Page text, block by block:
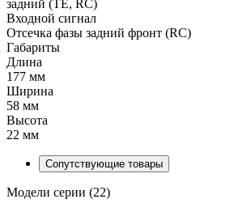
задний (TE, RC)
Входной сигнал
Отсечка фазы задний фронт (RC)
Габариты
Длина
177 мм
Ширина
58 мм
Высота
22 мм
Сопутствующие товары
Модели серии (22)